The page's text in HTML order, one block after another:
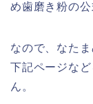
め歯磨き粉の
なので、なた
下記ページな
ん。